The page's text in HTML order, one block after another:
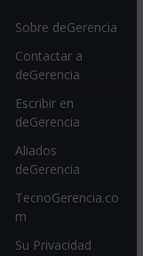
Sobre deGerencia
Contactar a
deGerencia
Escribir en
deGerencia
Aliados
deGerencia
TecnoGerencia.co
m
Su Privacidad